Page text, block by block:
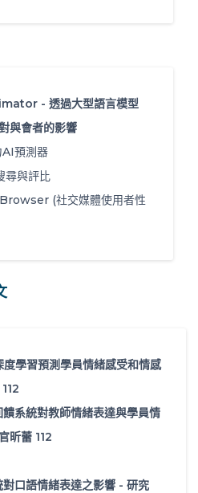
- 透過大型語言模型
與會者的影響
AI預測器
尋與評比
(社交媒體使用者性
學習預測學員情緒感受和情感
系統對教師情緒表達與學員情
昕蕾 112
口語情緒表達之影響 - 研究